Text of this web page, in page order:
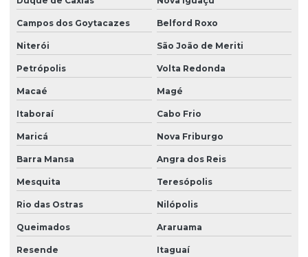
Freio para ponte rolante multimarcas
Gancho para ponte rolante
Importadora de equipamento swf
Importadora de peças ponte rolante multimarcas
Instalação de barramento blindado
Instalação de nr 12 em pontes rolantes
Inversor de frequência para ponte rolante
Laudo de ponte rolante
Limitador de carga para ponte rolante
Campos dos Goytacazes Belford Roxo
Niterói São João de Meriti
Petrópolis Volta Redonda
Macaé Magé
Itaboraí Cabo Frio
Maricá Nova Friburgo
Barra Mansa Angra dos Reis
Mesquita Teresópolis
Rio das Ostras Nilópolis
Queimados Araruama
Resende Itaguaí